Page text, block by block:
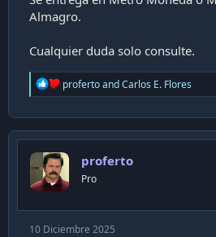
Almagro.
Cualquier duda solo consulte.
R
e
c
t
o
s
profertoandCarlos E. Flores
proferto
Pro
10 Diciembre 2025